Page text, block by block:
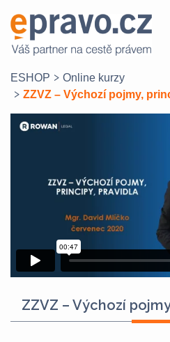
ESHOP
Online kurzy
ZZVZ – Výchozí pojmy,
ZZVZ – Výchozí